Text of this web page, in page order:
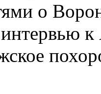
о
интервью